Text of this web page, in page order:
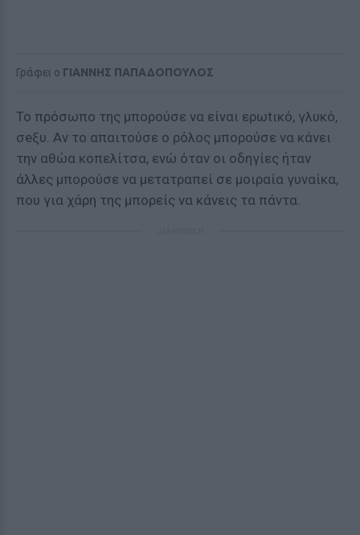
Γράφει ο ΓΙΑΝΝΗΣ ΠΑΠΑΔΟΠΟΥΛΟΣ
Το πρόσωπο της μπορούσε να είναι ερωtικό, γλυκό,
σeξυ. Αν το απαιτούσε ο ρόλος μπορούσε να κάνει
την αθώα κοπελίτσα, ενώ όταν οι οδηγίες ήταν
άλλες μπορούσε να μετατραπεί σε μοιραία γυναίκα,
που για χάρη της μπορείς να κάνεις τα πάντα.